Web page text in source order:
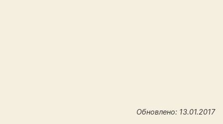
Обновлено: 13.01.2017